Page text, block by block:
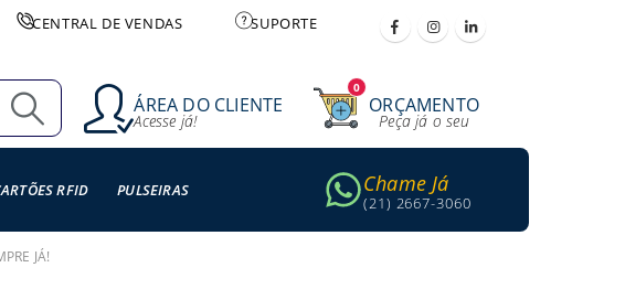
CENTRAL DE VENDAS SUPORTE
ÁREA DO CLIENTE
Acesse já!
0
ORÇAMENTO
Peça já o seu
RFID PULSEIRAS Chame Já
(21) 2667-3060
JÁ!